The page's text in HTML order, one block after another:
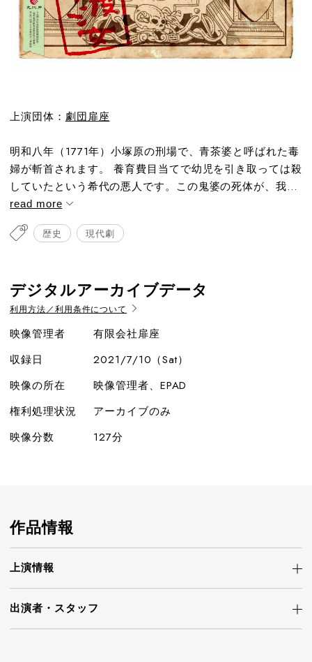
上演団体： 劇団扉座
明和八年（1771年）小塚原の刑場で、青茶婆と呼ばれた毒
婦が斬首されます。 養育費目当てで幼児を引き取っては殺
していたという希代の悪人です。この鬼婆の死体が、我...
read more
歴史 現代劇
デジタルアーカイブデータ
利用方法／利用条件について
映像管理者
有限会社扉座
収録日
2021/7/10（Sat）
映像の所在
映像管理者、EPAD
権利処理状況
アーカイブのみ
映像分数
127分
作品情報
上演情報
出演者・ スタッフ